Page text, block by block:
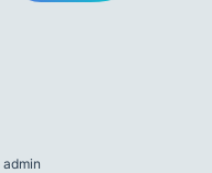
admin